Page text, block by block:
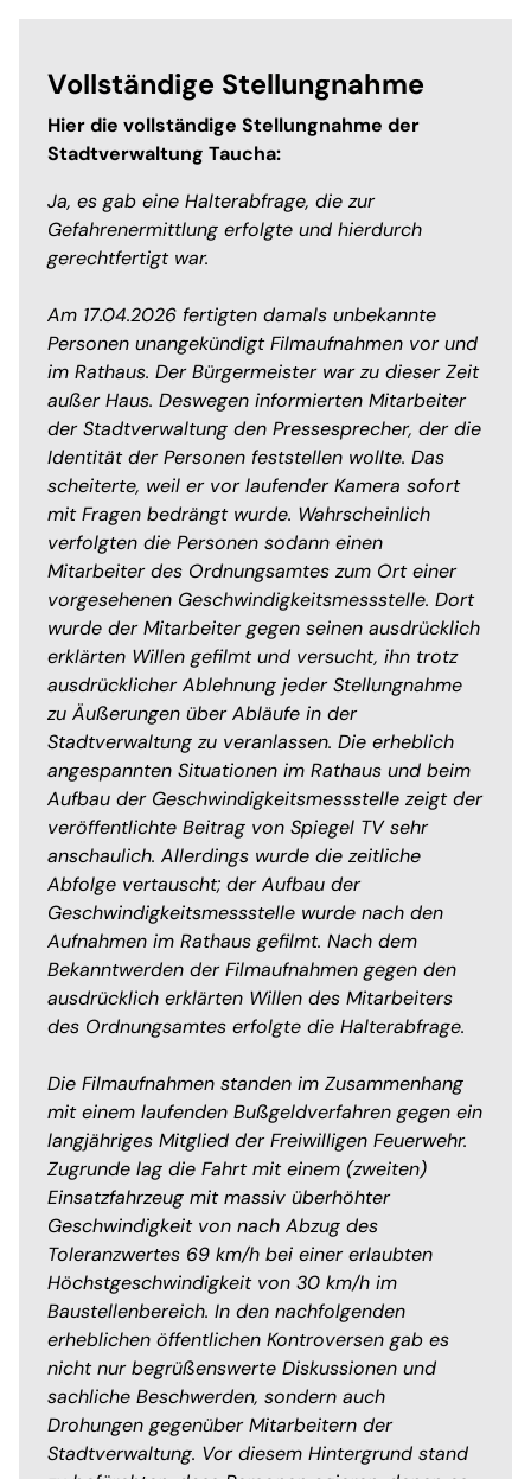
Vollständige Stellungnahme
Hier die vollständige Stellungnahme der
Stadtverwaltung Taucha:
Ja, es gab eine Halterabfrage, die zur
Gefahrenermittlung erfolgte und hierdurch
gerechtfertigt war.
Am 17.04.2026 fertigten damals unbekannte
Personen unangekündigt Filmaufnahmen vor und
im Rathaus. Der Bürgermeister war zu dieser Zeit
außer Haus. Deswegen informierten Mitarbeiter
der Stadtverwaltung den Pressesprecher, der die
Identität der Personen feststellen wollte. Das
scheiterte, weil er vor laufender Kamera sofort
mit Fragen bedrängt wurde. Wahrscheinlich
verfolgten die Personen sodann einen
Mitarbeiter des Ordnungsamtes zum Ort einer
vorgesehenen Geschwindigkeitsmessstelle. Dort
wurde der Mitarbeiter gegen seinen ausdrücklich
erklärten Willen gefilmt und versucht, ihn trotz
ausdrücklicher Ablehnung jeder Stellungnahme
zu Äußerungen über Abläufe in der
Stadtverwaltung zu veranlassen. Die erheblich
angespannten Situationen im Rathaus und beim
Aufbau der Geschwindigkeitsmessstelle zeigt der
veröffentlichte Beitrag von Spiegel TV sehr
anschaulich. Allerdings wurde die zeitliche
Abfolge vertauscht; der Aufbau der
Geschwindigkeitsmessstelle wurde nach den
Aufnahmen im Rathaus gefilmt. Nach dem
Bekanntwerden der Filmaufnahmen gegen den
ausdrücklich erklärten Willen des Mitarbeiters
des Ordnungsamtes erfolgte die Halterabfrage.
Die Filmaufnahmen standen im Zusammenhang
mit einem laufenden Bußgeldverfahren gegen ein
langjähriges Mitglied der Freiwilligen Feuerwehr.
Zugrunde lag die Fahrt mit einem (zweiten)
Einsatzfahrzeug mit massiv überhöhter
Geschwindigkeit von nach Abzug des
Toleranzwertes 69 km/h bei einer erlaubten
Höchstgeschwindigkeit von 30 km/h im
Baustellenbereich. In den nachfolgenden
erheblichen öffentlichen Kontroversen gab es
nicht nur begrüßenswerte Diskussionen und
sachliche Beschwerden, sondern auch
Drohungen gegenüber Mitarbeitern der
Stadtverwaltung. Vor diesem Hintergrund stand